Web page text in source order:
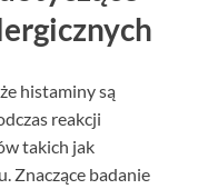
histaminy są
reakcji
takich jak
Znaczące badanie